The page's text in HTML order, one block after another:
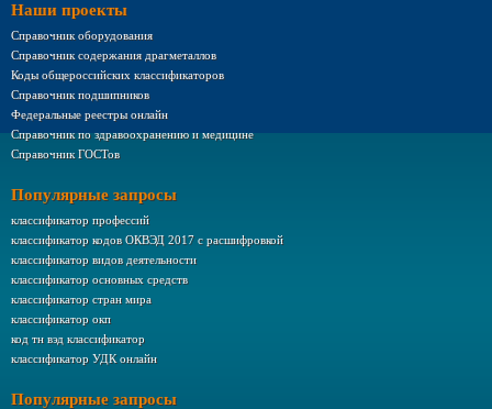
Наши проекты
Справочник оборудования
Справочник содержания драгметаллов
Коды общероссийских классификаторов
Справочник подшипников
Федеральные реестры онлайн
Справочник по здравоохранению и медицине
Справочник ГОСТов
Популярные запросы
классификатор профессий
классификатор кодов ОКВЭД 2017 с расшифровкой
классификатор видов деятельности
классификатор основных средств
классификатор стран мира
классификатор окп
код тн вэд классификатор
классификатор УДК онлайн
Популярные запросы